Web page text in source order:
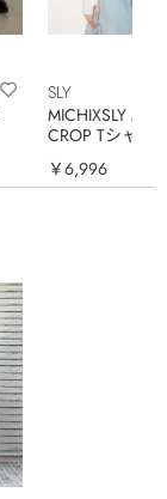
SLY
MICHIXSLY
CROP Tシャツ
￥6,996